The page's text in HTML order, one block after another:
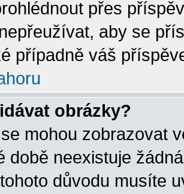
přes
aby se
případně váš
obrázky?
mohou zobrazovat
době neexistuje
důvodu musíte